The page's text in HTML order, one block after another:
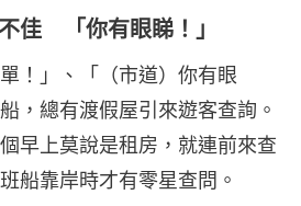
佳 「你有眼睇！」
！」、「（市道）你有眼
，總有渡假屋引來遊客查詢。
早上莫說是租房，就連前來查
船靠岸時才有零星查問。